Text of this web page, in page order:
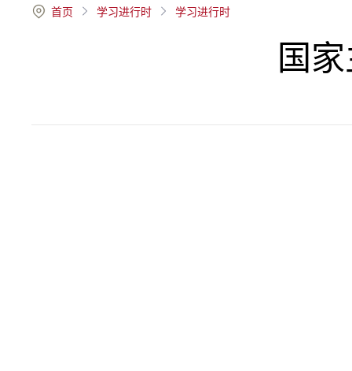
首页 学习进行时 学习进行时
国